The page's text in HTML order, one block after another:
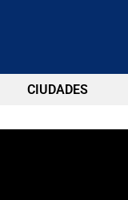
CIUDADES